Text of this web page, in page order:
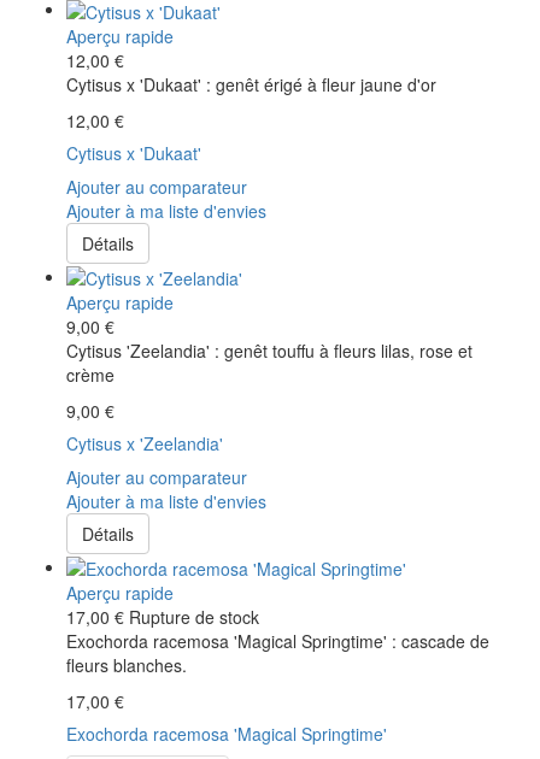
Aperçu rapide
12,00 €
Cytisus x 'Dukaat' : genêt érigé à fleur jaune d'or
12,00 €
Cytisus x 'Dukaat'
Ajouter au comparateur
Ajouter à ma liste d'envies
Détails
Aperçu rapide
9,00 €
Cytisus 'Zeelandia' : genêt touffu à fleurs lilas, rose et
crème
9,00 €
Cytisus x 'Zeelandia'
Ajouter au comparateur
Ajouter à ma liste d'envies
Détails
Aperçu rapide
17,00 € Rupture de stock
Exochorda racemosa 'Magical Springtime' : cascade de
fleurs blanches.
17,00 €
Exochorda racemosa 'Magical Springtime'